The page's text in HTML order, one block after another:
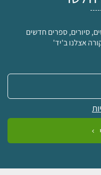
סיורים, ספרים חדשים
אצלנו ב'יד'